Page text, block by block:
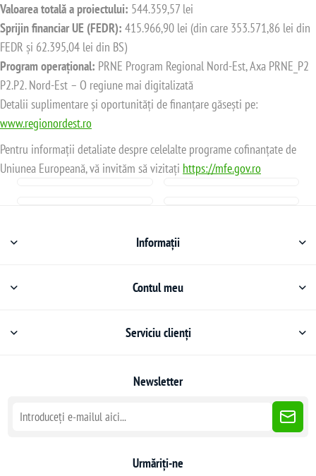
Valoarea totală a proiectului: 544.359,57 lei
Sprijin financiar UE (FEDR): 415.966,90 lei (din care 353.571,86 lei din
FEDR și 62.395,04 lei din BS)
Program operațional: PRNE Program Regional Nord-Est, Axa PRNE_P2
P2.P2. Nord-Est – O regiune mai digitalizată
Detalii suplimentare și oportunități de finanțare găsești pe:
www.regionordest.ro
Pentru informații detaliate despre celelalte programe cofinanțate de
Uniunea Europeană, vă invităm să vizitați https://mfe.gov.ro
Informații
Contul meu
Serviciu clienți
Newsletter
Urmăriți-ne